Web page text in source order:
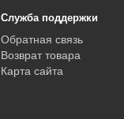
Служба поддержки
Обратная связь
Возврат товара
Карта сайта